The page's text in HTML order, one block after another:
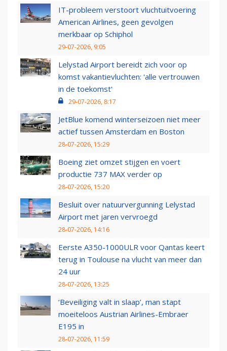
IT-probleem verstoort vluchtuitvoering
American Airlines, geen gevolgen
merkbaar op Schiphol
29-07-2026, 9:05
Lelystad Airport bereidt zich voor op
komst vakantievluchten: 'alle vertrouwen
in de toekomst'
29-07-2026, 8:17
JetBlue komend winterseizoen niet meer
actief tussen Amsterdam en Boston
28-07-2026, 15:29
Boeing ziet omzet stijgen en voert
productie 737 MAX verder op
28-07-2026, 15:20
Besluit over natuurvergunning Lelystad
Airport met jaren vervroegd
28-07-2026, 14:16
Eerste A350-1000ULR voor Qantas keert
terug in Toulouse na vlucht van meer dan
24 uur
28-07-2026, 13:25
‘Beveiliging valt in slaap’, man stapt
moeiteloos Austrian Airlines-Embraer
E195 in
28-07-2026, 11:59